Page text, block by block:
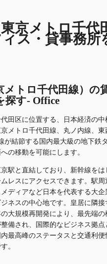
京メトロ千代
ス・貸事務所
メトロ千代田線）の
探す- Office
田区に位置する、日本経済の中
メトロ千代田線、丸ノ内線、東
が結節する国内最大級の地下鉄
の移動を可能にします。
駅と直結しており、新幹線をは
レスにアクセスできます。駅周
ディアなど日本を代表する大企
ネスの中心地です。皇居に隣接
大規模再開発により、最先端の
備され、国際的なビジネス拠点
最高峰のステータスと交通利
。